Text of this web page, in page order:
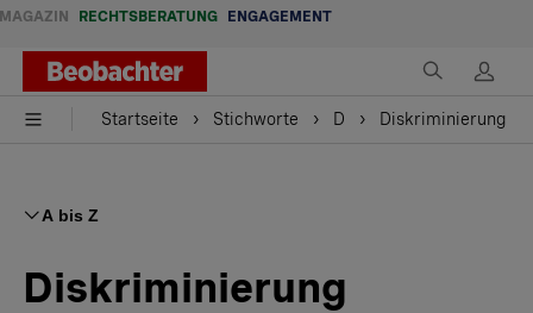
MAGAZIN RECHTSBERATUNG ENGAGEMENT
Startseite Stichworte D Diskriminierung
A bis Z
Diskriminierung